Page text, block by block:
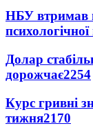
НБУ втримав
психологічної
Долар
дорожчає2254
Курс гривні
тижня2170